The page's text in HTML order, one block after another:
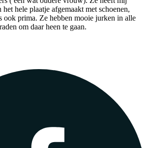
hele plaatje afgemaakt met schoenen,
ook prima. Ze hebben mooie jurken in alle
om daar heen te gaan.